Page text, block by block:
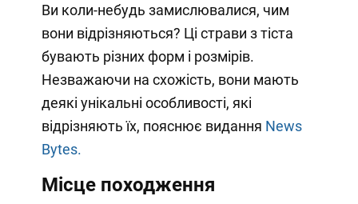
Ви коли-небудь замислювалися, чим
вони відрізняються? Ці страви з тіста
бувають різних форм і розмірів.
Незважаючи на схожість, вони мають
деякі унікальні особливості, які
відрізняють їх, пояснює видання News
Bytes.
Місце походження